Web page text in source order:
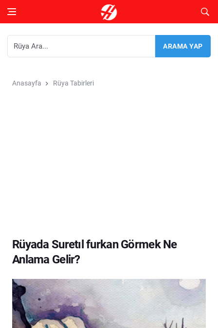
Anasayfa Rüya Tabirleri
Rüyada Suretıl furkan Görmek Ne
Anlama Gelir?